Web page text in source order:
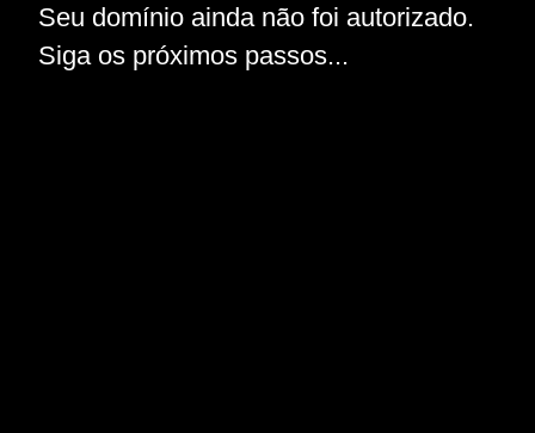
Seu domínio ainda não foi autorizado.
Siga os próximos passos...